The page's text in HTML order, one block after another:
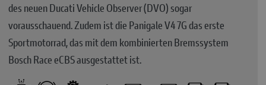
des neuen Ducati Vehicle Observer (DVO) sogar
vorausschauend. Zudem ist die Panigale V4 7G das erste
Sportmotorrad, das mit dem kombinierten Bremssystem
Bosch Race eCBS ausgestattet ist.